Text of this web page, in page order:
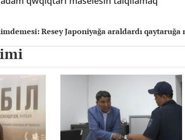
Resey Japoniyağa araldardı qaytaruğa